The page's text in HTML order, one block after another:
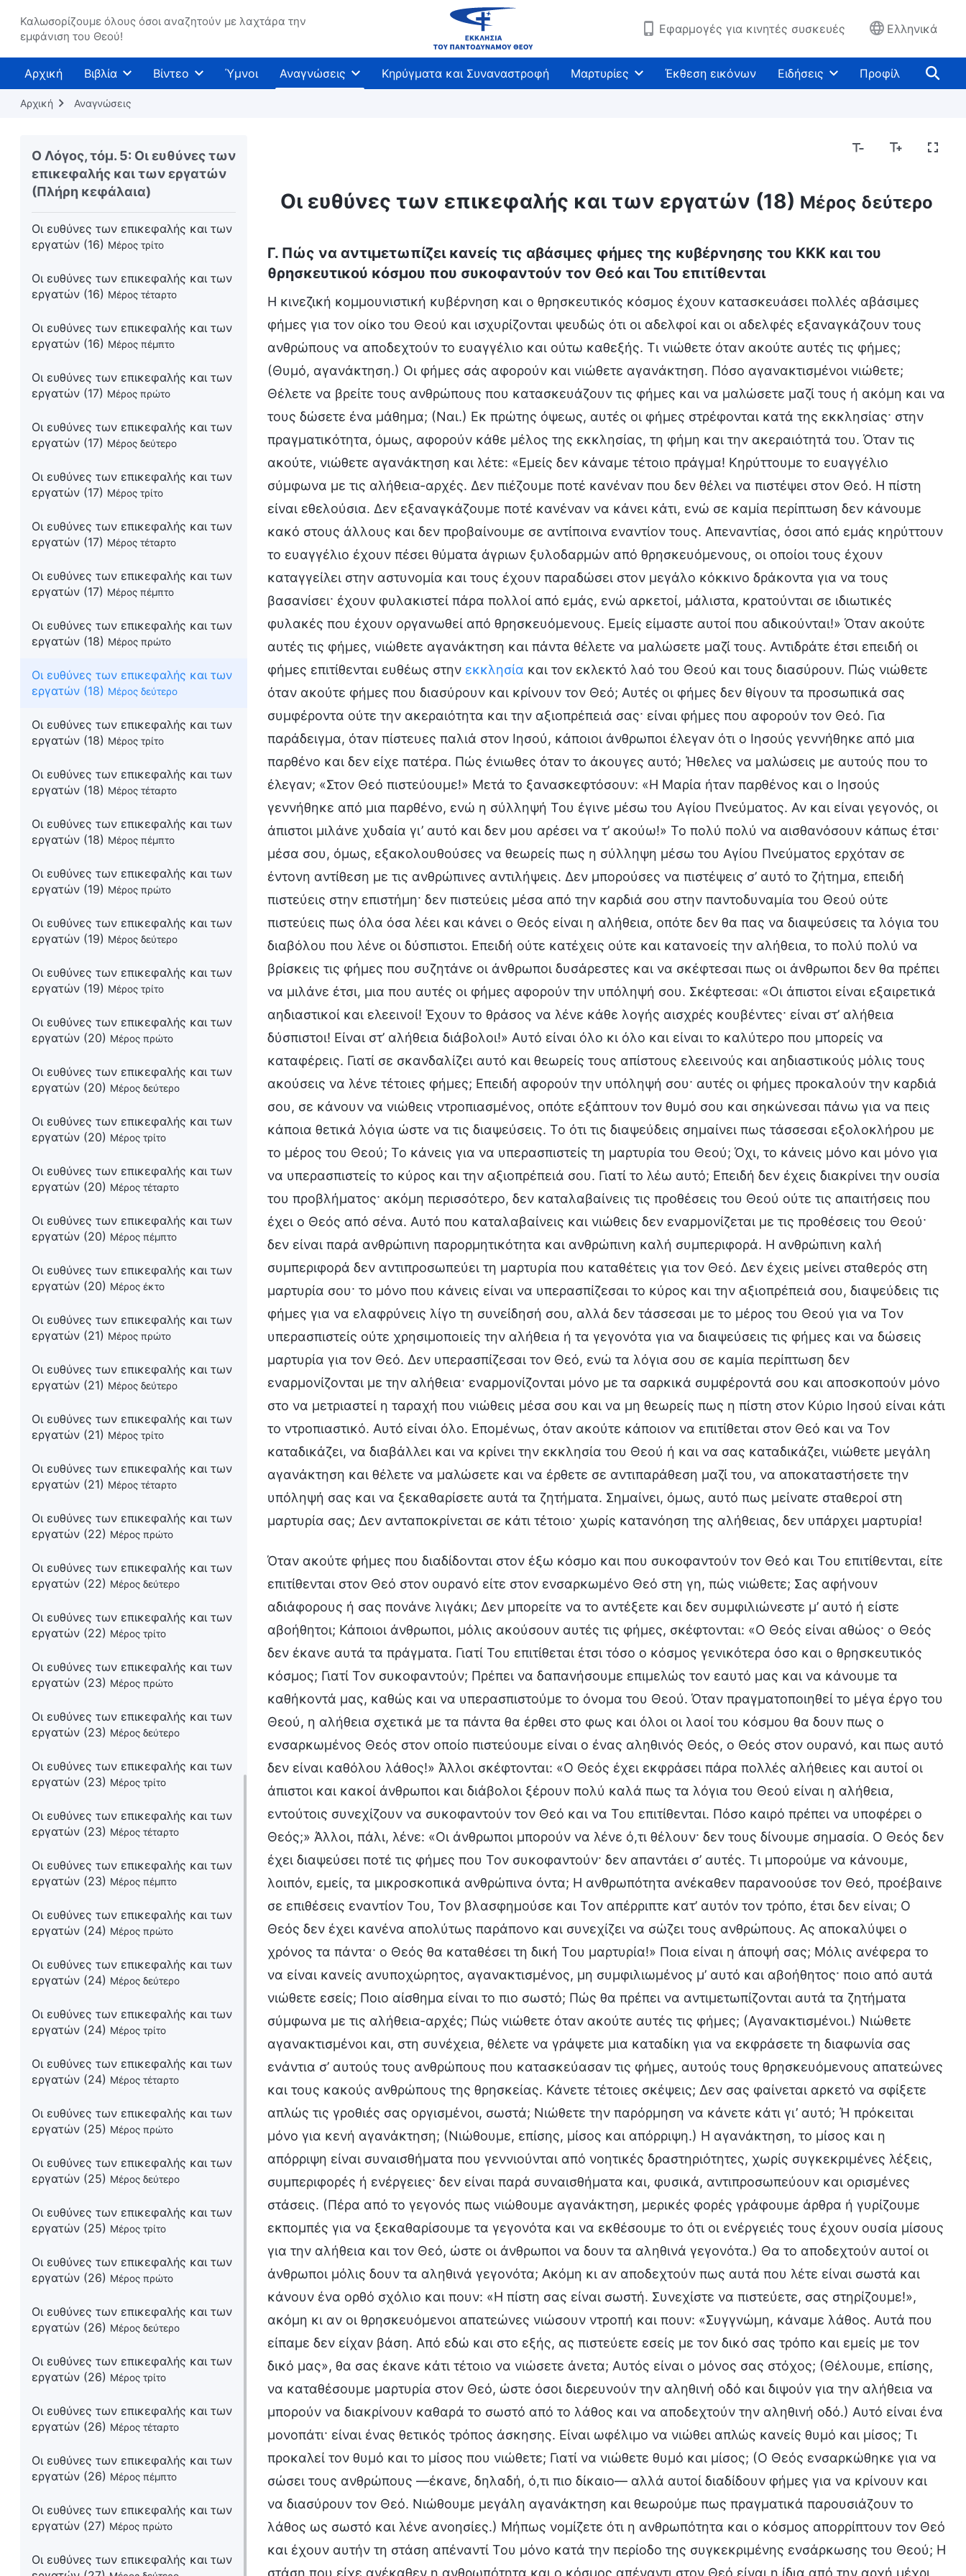
Καλωσορίζουμε όλους όσοι αναζητούν με λαχτάρα την
εμφάνιση του Θεού!
Εφαρμογές για κινητές συσκευές Ελληνικά
Αρχική Βιβλία Βίντεο Ύμνοι Αναγνώσεις Κηρύγματα και Συναναστροφή Μαρτυρίες Έκθεση εικόνων Ειδήσεις Προφίλ
Αρχική Αναγνώσεις
Ο Λόγος, τόμ. 5: Οι ευθύνες των
επικεφαλής και των εργατών
(Πλήρη κεφάλαια)
Οι ευθύνες των επικεφαλής και των
εργατών (15)
Οι ευθύνες των επικεφαλής και των
εργατών (15)
Οι ευθύνες των επικεφαλής και των
εργατών (16)Μέρος δεύτερο
Οι ευθύνες των επικεφαλής και των
εργατών (16) Μέρος τρίτο
Οι ευθύνες των επικεφαλής και των
εργατών (16) Μέρος τέταρτο
Οι ευθύνες των επικεφαλής και των
εργατών (16) Μέρος πέμπτο
Οι ευθύνες των επικεφαλής και των
εργατών (17) Μέρος πρώτο
Οι ευθύνες των επικεφαλής και των
εργατών (17) Μέρος δεύτερο
Οι ευθύνες των επικεφαλής και των
εργατών (17) Μέρος τρίτο
Οι ευθύνες των επικεφαλής και των
εργατών (17) Μέρος τέταρτο
Οι ευθύνες των επικεφαλής και των
εργατών (17) Μέρος πέμπτο
Οι ευθύνες των επικεφαλής και των
εργατών (18) Μέρος πρώτο
Οι ευθύνες των επικεφαλής και των
εργατών (18) Μέρος δεύτερο
Οι ευθύνες των επικεφαλής και των
εργατών (18) Μέρος τρίτο
Οι ευθύνες των επικεφαλής και των
εργατών (18) Μέρος τέταρτο
Οι ευθύνες των επικεφαλής και των
εργατών (18) Μέρος πέμπτο
Οι ευθύνες των επικεφαλής και των
εργατών (19) Μέρος πρώτο
Οι ευθύνες των επικεφαλής και των
εργατών (19) Μέρος δεύτερο
Οι ευθύνες των επικεφαλής και των
εργατών (19) Μέρος τρίτο
Οι ευθύνες των επικεφαλής και των
εργατών (20) Μέρος πρώτο
Οι ευθύνες των επικεφαλής και των
εργατών (20) Μέρος δεύτερο
Οι ευθύνες των επικεφαλής και των
εργατών (20) Μέρος τρίτο
Οι ευθύνες των επικεφαλής και των
εργατών (20) Μέρος τέταρτο
Οι ευθύνες των επικεφαλής και των
εργατών (20) Μέρος πέμπτο
Οι ευθύνες των επικεφαλής και των
εργατών (20) Μέρος έκτο
Οι ευθύνες των επικεφαλής και των
εργατών (21) Μέρος πρώτο
Οι ευθύνες των επικεφαλής και των
εργατών (21) Μέρος δεύτερο
Οι ευθύνες των επικεφαλής και των
εργατών (21) Μέρος τρίτο
Οι ευθύνες των επικεφαλής και των
εργατών (21) Μέρος τέταρτο
Οι ευθύνες των επικεφαλής και των
εργατών (22) Μέρος πρώτο
Οι ευθύνες των επικεφαλής και των
εργατών (22) Μέρος δεύτερο
Οι ευθύνες των επικεφαλής και των
εργατών (22) Μέρος τρίτο
Οι ευθύνες των επικεφαλής και των
εργατών (23) Μέρος πρώτο
Οι ευθύνες των επικεφαλής και των
εργατών (23) Μέρος δεύτερο
Οι ευθύνες των επικεφαλής και των
εργατών (23) Μέρος τρίτο
Οι ευθύνες των επικεφαλής και των
εργατών (23) Μέρος τέταρτο
Οι ευθύνες των επικεφαλής και των
εργατών (23) Μέρος πέμπτο
Οι ευθύνες των επικεφαλής και των
εργατών (24) Μέρος πρώτο
Οι ευθύνες των επικεφαλής και των
εργατών (24) Μέρος δεύτερο
Οι ευθύνες των επικεφαλής και των
εργατών (24) Μέρος τρίτο
Οι ευθύνες των επικεφαλής και των
εργατών (24) Μέρος τέταρτο
Οι ευθύνες των επικεφαλής και των
εργατών (25) Μέρος πρώτο
Οι ευθύνες των επικεφαλής και των
εργατών (25) Μέρος δεύτερο
Οι ευθύνες των επικεφαλής και των
εργατών (25) Μέρος τρίτο
Οι ευθύνες των επικεφαλής και των
εργατών (26) Μέρος πρώτο
Οι ευθύνες των επικεφαλής και των
εργατών (26) Μέρος δεύτερο
Οι ευθύνες των επικεφαλής και των
εργατών (26) Μέρος τρίτο
Οι ευθύνες των επικεφαλής και των
εργατών (26) Μέρος τέταρτο
Οι ευθύνες των επικεφαλής και των
εργατών (26) Μέρος πέμπτο
Οι ευθύνες των επικεφαλής και των
εργατών (27) Μέρος πρώτο
Οι ευθύνες των επικεφαλής και των
Οι ευθύνες των επικεφαλής και των εργατών (18) Μέρος δεύτερο
Γ. Πώς να αντιμετωπίζει κανείς τις αβάσιμες φήμες της κυβέρνησης του ΚΚΚ και του
θρησκευτικού κόσμου που συκοφαντούν τον Θεό και Του επιτίθενται
Η κινεζική κομμουνιστική κυβέρνηση και ο θρησκευτικός κόσμος έχουν κατασκευάσει πολλές αβάσιμες
φήμες για τον οίκο του Θεού και ισχυρίζονται ψευδώς ότι οι αδελφοί και οι αδελφές εξαναγκάζουν τους
ανθρώπους να αποδεχτούν το ευαγγέλιο και ούτω καθεξής. Τι νιώθετε όταν ακούτε αυτές τις φήμες;
(Θυμό, αγανάκτηση.) Οι φήμες σάς αφορούν και νιώθετε αγανάκτηση. Πόσο αγανακτισμένοι νιώθετε;
Θέλετε να βρείτε τους ανθρώπους που κατασκευάζουν τις φήμες και να μαλώσετε μαζί τους ή ακόμη και να
τους δώσετε ένα μάθημα; (Ναι.) Εκ πρώτης όψεως, αυτές οι φήμες στρέφονται κατά της εκκλησίας· στην
πραγματικότητα, όμως, αφορούν κάθε μέλος της εκκλησίας, τη φήμη και την ακεραιότητά του. Όταν τις
ακούτε, νιώθετε αγανάκτηση και λέτε: «Εμείς δεν κάναμε τέτοιο πράγμα! Κηρύττουμε το ευαγγέλιο
σύμφωνα με τις αλήθεια-αρχές. Δεν πιέζουμε ποτέ κανέναν που δεν θέλει να πιστέψει στον Θεό. Η πίστη
είναι εθελούσια. Δεν εξαναγκάζουμε ποτέ κανέναν να κάνει κάτι, ενώ σε καμία περίπτωση δεν κάνουμε
κακό στους άλλους και δεν προβαίνουμε σε αντίποινα εναντίον τους. Απεναντίας, όσοι από εμάς κηρύττουν
το ευαγγέλιο έχουν πέσει θύματα άγριων ξυλοδαρμών από θρησκευόμενους, οι οποίοι τους έχουν
καταγγείλει στην αστυνομία και τους έχουν παραδώσει στον μεγάλο κόκκινο δράκοντα για να τους
βασανίσει· έχουν φυλακιστεί πάρα πολλοί από εμάς, ενώ αρκετοί, μάλιστα, κρατούνται σε ιδιωτικές
φυλακές που έχουν οργανωθεί από θρησκευόμενους. Εμείς είμαστε αυτοί που αδικούνται!» Όταν ακούτε
αυτές τις φήμες, νιώθετε αγανάκτηση και πάντα θέλετε να μαλώσετε μαζί τους. Αντιδράτε έτσι επειδή οι
φήμες επιτίθενται ευθέως στην εκκλησία και τον εκλεκτό λαό του Θεού και τους διασύρουν. Πώς νιώθετε
όταν ακούτε φήμες που διασύρουν και κρίνουν τον Θεό; Αυτές οι φήμες δεν θίγουν τα προσωπικά σας
συμφέροντα ούτε την ακεραιότητα και την αξιοπρέπειά σας· είναι φήμες που αφορούν τον Θεό. Για
παράδειγμα, όταν πίστευες παλιά στον Ιησού, κάποιοι άνθρωποι έλεγαν ότι ο Ιησούς γεννήθηκε από μια
παρθένο και δεν είχε πατέρα. Πώς ένιωθες όταν το άκουγες αυτό; Ήθελες να μαλώσεις με αυτούς που το
έλεγαν; «Στον Θεό πιστεύουμε!» Μετά το ξανασκεφτόσουν: «Η Μαρία ήταν παρθένος και ο Ιησούς
γεννήθηκε από μια παρθένο, ενώ η σύλληψή Του έγινε μέσω του Αγίου Πνεύματος. Αν και είναι γεγονός, οι
άπιστοι μιλάνε χυδαία γι’ αυτό και δεν μου αρέσει να τ’ ακούω!» Το πολύ πολύ να αισθανόσουν κάπως έτσι·
μέσα σου, όμως, εξακολουθούσες να θεωρείς πως η σύλληψη μέσω του Αγίου Πνεύματος ερχόταν σε
έντονη αντίθεση με τις ανθρώπινες αντιλήψεις. Δεν μπορούσες να πιστέψεις σ’ αυτό το ζήτημα, επειδή
πιστεύεις στην επιστήμη· δεν πιστεύεις μέσα από την καρδιά σου στην παντοδυναμία του Θεού ούτε
πιστεύεις πως όλα όσα λέει και κάνει ο Θεός είναι η αλήθεια, οπότε δεν θα πας να διαψεύσεις τα λόγια του
διαβόλου που λένε οι δύσπιστοι. Επειδή ούτε κατέχεις ούτε και κατανοείς την αλήθεια, το πολύ πολύ να
βρίσκεις τις φήμες που συζητάνε οι άνθρωποι δυσάρεστες και να σκέφτεσαι πως οι άνθρωποι δεν θα πρέπει
να μιλάνε έτσι, μια που αυτές οι φήμες αφορούν την υπόληψή σου. Σκέφτεσαι: «Οι άπιστοι είναι εξαιρετικά
αηδιαστικοί και ελεεινοί! Έχουν το θράσος να λένε κάθε λογής αισχρές κουβέντες· είναι στ’ αλήθεια
δύσπιστοι! Είναι στ’ αλήθεια διάβολοι!» Αυτό είναι όλο κι όλο και είναι το καλύτερο που μπορείς να
καταφέρεις. Γιατί σε σκανδαλίζει αυτό και θεωρείς τους απίστους ελεεινούς και αηδιαστικούς μόλις τους
ακούσεις να λένε τέτοιες φήμες; Επειδή αφορούν την υπόληψή σου· αυτές οι φήμες προκαλούν την καρδιά
σου, σε κάνουν να νιώθεις ντροπιασμένος, οπότε εξάπτουν τον θυμό σου και σηκώνεσαι πάνω για να πεις
κάποια θετικά λόγια ώστε να τις διαψεύσεις. Το ότι τις διαψεύδεις σημαίνει πως τάσσεσαι εξολοκλήρου με
το μέρος του Θεού; Το κάνεις για να υπερασπιστείς τη μαρτυρία του Θεού; Όχι, το κάνεις μόνο και μόνο για
να υπερασπιστείς το κύρος και την αξιοπρέπειά σου. Γιατί το λέω αυτό; Επειδή δεν έχεις διακρίνει την ουσία
του προβλήματος· ακόμη περισσότερο, δεν καταλαβαίνεις τις προθέσεις του Θεού ούτε τις απαιτήσεις που
έχει ο Θεός από σένα. Αυτό που καταλαβαίνεις και νιώθεις δεν εναρμονίζεται με τις προθέσεις του Θεού·
δεν είναι παρά ανθρώπινη παρορμητικότητα και ανθρώπινη καλή συμπεριφορά. Η ανθρώπινη καλή
συμπεριφορά δεν αντιπροσωπεύει τη μαρτυρία που καταθέτεις για τον Θεό. Δεν έχεις μείνει σταθερός στη
μαρτυρία σου· το μόνο που κάνεις είναι να υπερασπίζεσαι το κύρος και την αξιοπρέπειά σου, διαψεύδεις τις
φήμες για να ελαφρύνεις λίγο τη συνείδησή σου, αλλά δεν τάσσεσαι με το μέρος του Θεού για να Τον
υπερασπιστείς ούτε χρησιμοποιείς την αλήθεια ή τα γεγονότα για να διαψεύσεις τις φήμες και να δώσεις
μαρτυρία για τον Θεό. Δεν υπερασπίζεσαι τον Θεό, ενώ τα λόγια σου σε καμία περίπτωση δεν
εναρμονίζονται με την αλήθεια· εναρμονίζονται μόνο με τα σαρκικά συμφέροντά σου και αποσκοπούν μόνο
στο να μετριαστεί η ταραχή που νιώθεις μέσα σου και να μη θεωρείς πως η πίστη στον Κύριο Ιησού είναι κάτι
το ντροπιαστικό. Αυτό είναι όλο. Επομένως, όταν ακούτε κάποιον να επιτίθεται στον Θεό και να Τον
καταδικάζει, να διαβάλλει και να κρίνει την εκκλησία του Θεού ή και να σας καταδικάζει, νιώθετε μεγάλη
αγανάκτηση και θέλετε να μαλώσετε και να έρθετε σε αντιπαράθεση μαζί του, να αποκαταστήσετε την
υπόληψή σας και να ξεκαθαρίσετε αυτά τα ζητήματα. Σημαίνει, όμως, αυτό πως μείνατε σταθεροί στη
μαρτυρία σας; Δεν ανταποκρίνεται σε κάτι τέτοιο· χωρίς κατανόηση της αλήθειας, δεν υπάρχει μαρτυρία!
Όταν ακούτε φήμες που διαδίδονται στον έξω κόσμο και που συκοφαντούν τον Θεό και Του επιτίθενται, είτε
επιτίθενται στον Θεό στον ουρανό είτε στον ενσαρκωμένο Θεό στη γη, πώς νιώθετε; Σας αφήνουν
αδιάφορους ή σας πονάνε λιγάκι; Δεν μπορείτε να το αντέξετε και δεν συμφιλιώνεστε μ’ αυτό ή είστε
αβοήθητοι; Κάποιοι άνθρωποι, μόλις ακούσουν αυτές τις φήμες, σκέφτονται: «Ο Θεός είναι αθώος· ο Θεός
δεν έκανε αυτά τα πράγματα. Γιατί Του επιτίθεται έτσι τόσο ο κόσμος γενικότερα όσο και ο θρησκευτικός
κόσμος; Γιατί Τον συκοφαντούν; Πρέπει να δαπανήσουμε επιμελώς τον εαυτό μας και να κάνουμε τα
καθήκοντά μας, καθώς και να υπερασπιστούμε το όνομα του Θεού. Όταν πραγματοποιηθεί το μέγα έργο του
Θεού, η αλήθεια σχετικά με τα πάντα θα έρθει στο φως και όλοι οι λαοί του κόσμου θα δουν πως ο
ενσαρκωμένος Θεός στον οποίο πιστεύουμε είναι ο ένας αληθινός Θεός, ο Θεός στον ουρανό, και πως αυτό
δεν είναι καθόλου λάθος!» Άλλοι σκέφτονται: «Ο Θεός έχει εκφράσει πάρα πολλές αλήθειες και αυτοί οι
άπιστοι και κακοί άνθρωποι και διάβολοι ξέρουν πολύ καλά πως τα λόγια του Θεού είναι η αλήθεια,
εντούτοις συνεχίζουν να συκοφαντούν τον Θεό και να Του επιτίθενται. Πόσο καιρό πρέπει να υποφέρει ο
Θεός;» Άλλοι, πάλι, λένε: «Οι άνθρωποι μπορούν να λένε ό,τι θέλουν· δεν τους δίνουμε σημασία. Ο Θεός δεν
έχει διαψεύσει ποτέ τις φήμες που Τον συκοφαντούν· δεν απαντάει σ’ αυτές. Τι μπορούμε να κάνουμε,
λοιπόν, εμείς, τα μικροσκοπικά ανθρώπινα όντα; Η ανθρωπότητα ανέκαθεν παρανοούσε τον Θεό, προέβαινε
σε επιθέσεις εναντίον Του, Τον βλασφημούσε και Τον απέρριπτε κατ’ αυτόν τον τρόπο, έτσι δεν είναι; Ο
Θεός δεν έχει κανένα απολύτως παράπονο και συνεχίζει να σώζει τους ανθρώπους. Ας αποκαλύψει ο
χρόνος τα πάντα· ο Θεός θα καταθέσει τη δική Του μαρτυρία!» Ποια είναι η άποψή σας; Μόλις ανέφερα το
να είναι κανείς ανυποχώρητος, αγανακτισμένος, μη συμφιλιωμένος μ’ αυτό και αβοήθητος· ποιο από αυτά
νιώθετε εσείς; Ποιο αίσθημα είναι το πιο σωστό; Πώς θα πρέπει να αντιμετωπίζονται αυτά τα ζητήματα
σύμφωνα με τις αλήθεια-αρχές; Πώς νιώθετε όταν ακούτε αυτές τις φήμες; (Αγανακτισμένοι.) Νιώθετε
αγανακτισμένοι και, στη συνέχεια, θέλετε να γράψετε μια καταδίκη για να εκφράσετε τη διαφωνία σας
ενάντια σ’ αυτούς τους ανθρώπους που κατασκεύασαν τις φήμες, αυτούς τους θρησκευόμενους απατεώνες
και τους κακούς ανθρώπους της θρησκείας. Κάνετε τέτοιες σκέψεις; Δεν σας φαίνεται αρκετό να σφίξετε
απλώς τις γροθιές σας οργισμένοι, σωστά; Νιώθετε την παρόρμηση να κάνετε κάτι γι’ αυτό; Ή πρόκειται
μόνο για κενή αγανάκτηση; (Νιώθουμε, επίσης, μίσος και απόρριψη.) Η αγανάκτηση, το μίσος και η
απόρριψη είναι συναισθήματα που γεννιούνται από νοητικές δραστηριότητες, χωρίς συγκεκριμένες λέξεις,
συμπεριφορές ή ενέργειες· δεν είναι παρά συναισθήματα και, φυσικά, αντιπροσωπεύουν και ορισμένες
στάσεις. (Πέρα από το γεγονός πως νιώθουμε αγανάκτηση, μερικές φορές γράφουμε άρθρα ή γυρίζουμε
εκπομπές για να ξεκαθαρίσουμε τα γεγονότα και να εκθέσουμε το ότι οι ενέργειές τους έχουν ουσία μίσους
για την αλήθεια και τον Θεό, ώστε οι άνθρωποι να δουν τα αληθινά γεγονότα.) Θα το αποδεχτούν αυτοί οι
άνθρωποι μόλις δουν τα αληθινά γεγονότα; Ακόμη κι αν αποδεχτούν πως αυτά που λέτε είναι σωστά και
κάνουν ένα ορθό σχόλιο και πουν: «Η πίστη σας είναι σωστή. Συνεχίστε να πιστεύετε, σας στηρίζουμε!»,
ακόμη κι αν οι θρησκευόμενοι απατεώνες νιώσουν ντροπή και πουν: «Συγγνώμη, κάναμε λάθος. Αυτά που
είπαμε δεν είχαν βάση. Από εδώ και στο εξής, ας πιστεύετε εσείς με τον δικό σας τρόπο και εμείς με τον
δικό μας», θα σας έκανε κάτι τέτοιο να νιώσετε άνετα; Αυτός είναι ο μόνος σας στόχος; (Θέλουμε, επίσης,
να καταθέσουμε μαρτυρία στον Θεό, ώστε όσοι διερευνούν την αληθινή οδό και διψούν για την αλήθεια να
μπορούν να διακρίνουν καθαρά το σωστό από το λάθος και να αποδεχτούν την αληθινή οδό.) Αυτό είναι ένα
μονοπάτι· είναι ένας θετικός τρόπος άσκησης. Είναι ωφέλιμο να νιώθει απλώς κανείς θυμό και μίσος; Τι
προκαλεί τον θυμό και το μίσος που νιώθετε; Γιατί να νιώθετε θυμό και μίσος; (Ο Θεός ενσαρκώθηκε για να
σώσει τους ανθρώπους —έκανε, δηλαδή, ό,τι πιο δίκαιο— αλλά αυτοί διαδίδουν φήμες για να κρίνουν και
να διασύρουν τον Θεό. Νιώθουμε μεγάλη αγανάκτηση και θεωρούμε πως πραγματικά παρουσιάζουν το
λάθος ως σωστό και λένε ανοησίες.) Μήπως νομίζετε ότι η ανθρωπότητα και ο κόσμος απορρίπτουν τον Θεό
και έχουν αυτήν τη στάση απέναντί Του μόνο κατά την περίοδο της συγκεκριμένης ενσάρκωσης του Θεού; Η
στάση που είχε ανέκαθεν η ανθρωπότητα και ο κόσμος απέναντι στον Θεό είναι η ίδια από την αρχή μέχρι